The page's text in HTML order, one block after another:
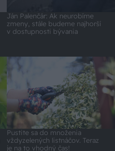
Ján Palenčár: Ak neurobíme
zmeny, stále budeme najhorší
v dostupnosti bývania
Pustite sa do množenia
vždyzelených listnáčov. Teraz
je na to vhodný čas!